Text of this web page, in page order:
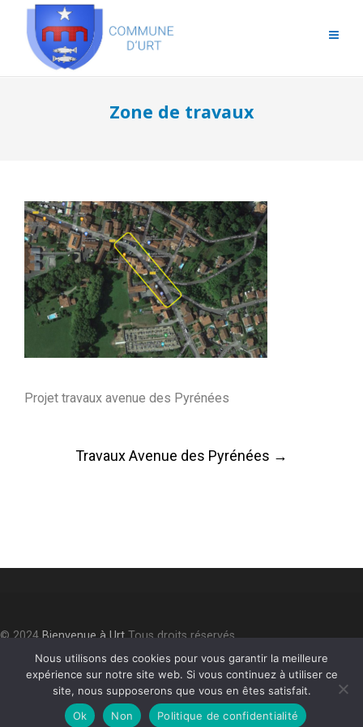
Zone de travaux
Projet travaux avenue des Pyrénées
PostTravaux Avenue des Pyrénées →
© 2024Bienvenue à UrtTous droits réservés.
Accessibilité ⎮Plan du site⎮ Mentions légales ⎮Politique de
confidentialité
Nous utilisons des cookies pour vous garantir la meilleure
expérience sur notre site web. Si vous continuez à utiliser ce
site, nous supposerons que vous en êtes satisfait.
Ok
Non Politique de confidentialité